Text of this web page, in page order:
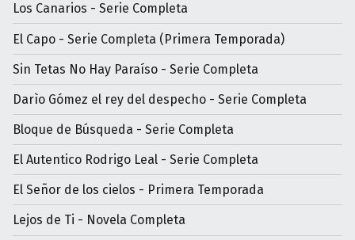
Los Canarios - Serie Completa
El Capo - Serie Completa (Primera Temporada)
Sin Tetas No Hay Paraíso - Serie Completa
Darìo Gómez el rey del despecho - Serie Completa
Bloque de Búsqueda - Serie Completa
El Autentico Rodrigo Leal - Serie Completa
El Señor de los cielos - Primera Temporada
Lejos de Ti - Novela Completa